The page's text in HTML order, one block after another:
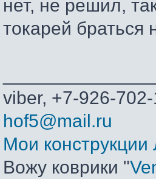
нет, не решил,
токарей браться
viber, +7-926-
hof5@mail.ru
Мои конструкции
Вожу коврики "